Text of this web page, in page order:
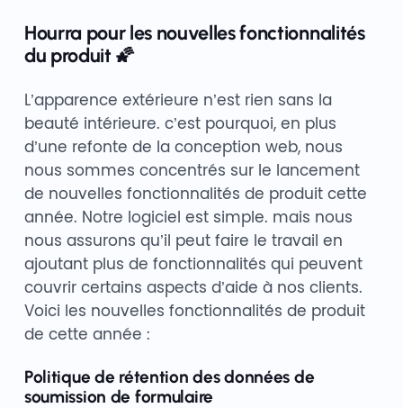
Hourra pour les nouvelles fonctionnalités
du produit 🌠
L’apparence extérieure n’est rien sans la
beauté intérieure. c’est pourquoi, en plus
d’une refonte de la conception web, nous
nous sommes concentrés sur le lancement
de nouvelles fonctionnalités de produit cette
année. Notre logiciel est simple. mais nous
nous assurons qu’il peut faire le travail en
ajoutant plus de fonctionnalités qui peuvent
couvrir certains aspects d’aide à nos clients.
Voici les nouvelles fonctionnalités de produit
de cette année :
Politique de rétention des données de
soumission de formulaire